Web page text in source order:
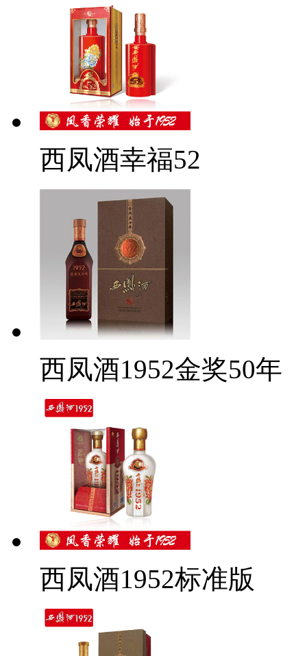
西凤酒幸福52
西凤酒1952金奖50年
西凤酒1952标准版